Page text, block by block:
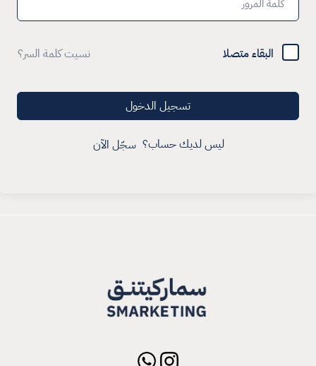
البقاء متصلا نسيت كلمة السر؟
تسجيل الدخول
ليس لديك حساب؟ سجّل الآن